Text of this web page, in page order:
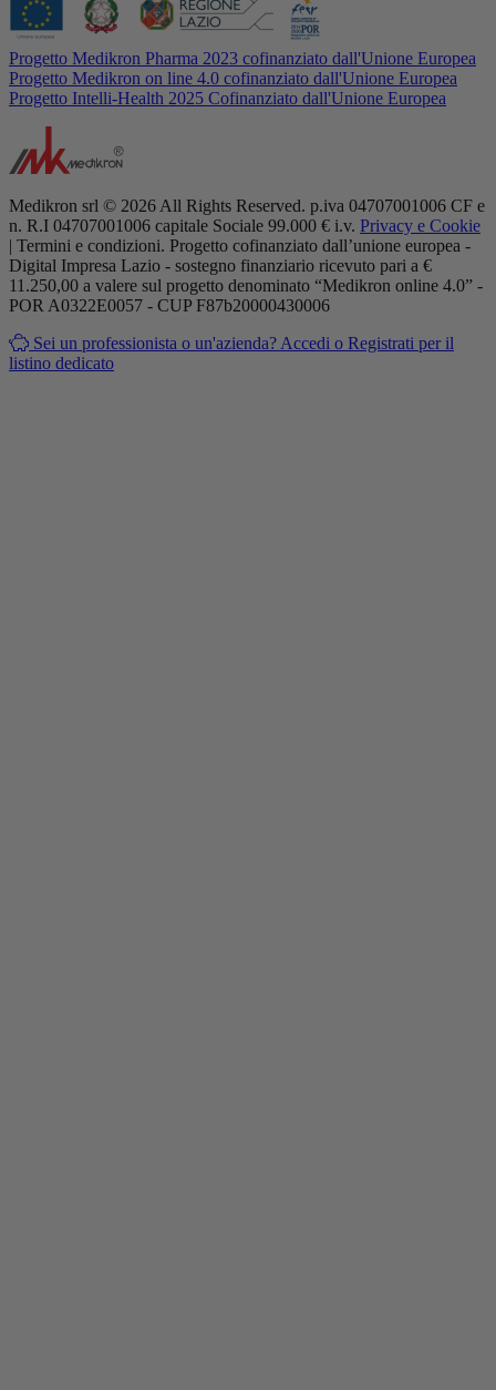
Progetto Medikron Pharma 2023 cofinanziato dall'Unione Europea
Progetto Medikron on line 4.0 cofinanziato dall'Unione Europea
Progetto Intelli-Health 2025 Cofinanziato dall'Unione Europea
Medikron srl © 2026 All Rights Reserved. p.iva 04707001006 CF e
n. R.I 04707001006 capitale Sociale 99.000 € i.v. Privacy e Cookie
| Termini e condizioni. Progetto cofinanziato dall’unione europea -
Digital Impresa Lazio - sostegno finanziario ricevuto pari a €
11.250,00 a valere sul progetto denominato “Medikron online 4.0” -
POR A0322E0057 - CUP F87b20000430006
Sei un professionista o un'azienda?Accedi o Registrati per il
listino dedicato